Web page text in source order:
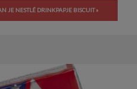
JE NESTLÉ DRINKPAPJE BISCUIT »